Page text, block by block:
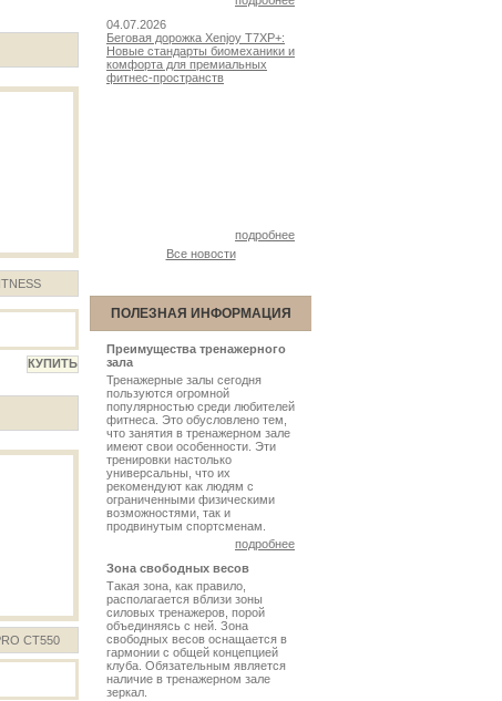
CT550
04.07.2026
Беговая дорожка Xenjoy T7XP+:
Новые стандарты биомеханики и
комфорта для премиальных
фитнес-пространств
подробнее
Все новости
ПОЛЕЗНАЯ ИНФОРМАЦИЯ
Преимущества тренажерного
зала
Тренажерные залы сегодня
пользуются огромной
популярностью среди любителей
фитнеса. Это обусловлено тем,
что занятия в тренажерном зале
имеют свои особенности. Эти
тренировки настолько
универсальны, что их
рекомендуют как людям с
ограниченными физическими
возможностями, так и
продвинутым спортсменам.
подробнее
Зона свободных весов
Такая зона, как правило,
располагается вблизи зоны
силовых тренажеров, порой
объединяясь с ней. Зона
свободных весов оснащается в
гармонии с общей концепцией
клуба. Обязательным является
наличие в тренажерном зале
зеркал.